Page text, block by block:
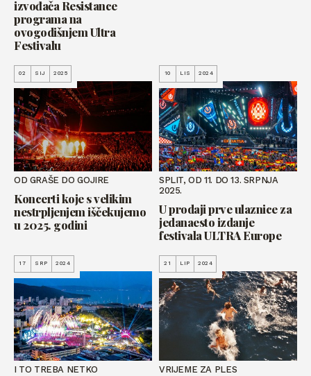
izvođača Resistance
programa na
ovogodišnjem Ultra
Festivalu
02 SIJ 2025
OD GRAŠE DO GOJIRE
Koncerti koje s velikim
nestrpljenjem iščekujemo
u 2025. godini
10 LIS 2024
SPLIT, OD 11. DO 13. SRPNJA
2025.
U prodaji prve ulaznice za
jedanaesto izdanje
festivala ULTRA Europe
17 SRP 2024
I TO TREBA NETKO
21 LIP 2024
VRIJEME ZA PLES